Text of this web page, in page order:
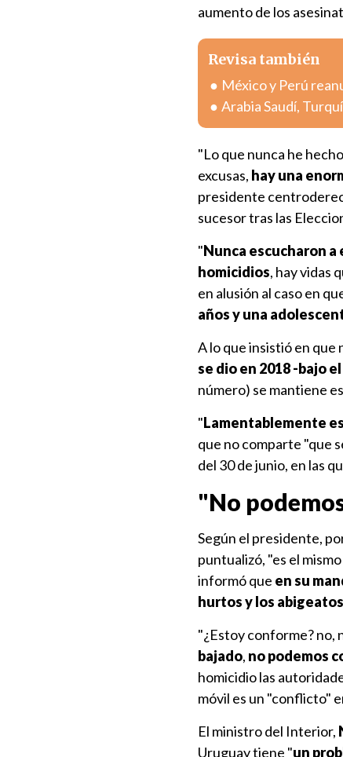
aumento de los
Revisa también
México y Perú
Arabia Saudí,
"Lo que nunca he
excusas, hay una
presidente
sucesor tras las
"Nunca escucharon
homicidios, hay vidas
en alusión al caso en
años y una
A lo que insistió en
se dio en 2018 -bajo
número) se mantiene
"Lamentablemente
que no comparte "que
del 30 de junio, en las
"No
Según el presidente,
puntualizó, "es el
informó que en su
hurtos y los
"¿Estoy conforme? no,
bajado, no podemos
homicidio las
móvil es un "conflicto"
El ministro del Interior,
Uruguay tiene "un